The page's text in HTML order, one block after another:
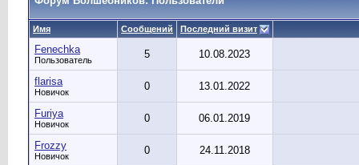
Имя Сообщений Последний визит
Fenechka
Пользователь 5 10.08.2023
flarisa
Новичок 0 13.01.2022
Furiya
Новичок 0 06.01.2019
Frozzy
Новичок 0 24.11.2018